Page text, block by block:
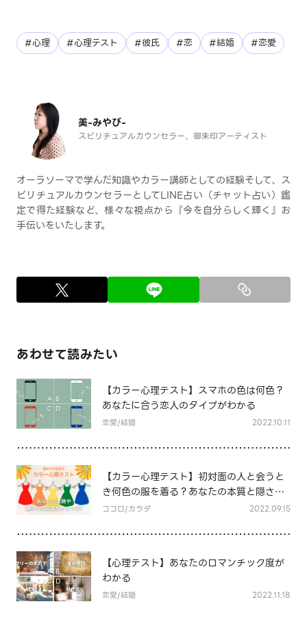
#心理 #心理テスト #彼氏 #恋 #結婚 #恋愛
美-みやび-
スピリチュアルカウンセラー、御朱印アーティスト
オーラソーマで学んだ知識やカラー講師としての経験そして、ス
ピリチュアルカウンセラーとしてLINE占い（チャット占い）鑑
定で得た経験など、様々な視点から『今を自分らしく輝く』お
手伝いをいたします。
あわせて読みたい
【カラー心理テスト】スマホの色は何色？
あなたに合う恋人のタイプがわかる
恋愛/結婚 2022.10.11
【カラー心理テスト】初対面の人と会うと
き何色の服を着る？あなたの本質と隠され
た心理がわかる
ココロ/カラダ 2022.09.15
【心理テスト】あなたのロマンチック度が
わかる
恋愛/結婚 2022.11.18